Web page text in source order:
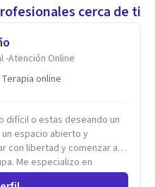
cerca de ti
-Atención Online
Terapia online
difícil o estas deseando un
espacio abierto y
con libertad y comenzar a
en
de mi experiencia